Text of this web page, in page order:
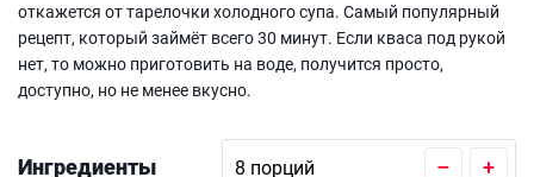
откажется от тарелочки холодного супа. Самый популярный
рецепт, который займёт всего 30 минут. Если кваса под рукой
нет, то можно приготовить на воде, получится просто,
доступно, но не менее вкусно.
Ингредиенты – +